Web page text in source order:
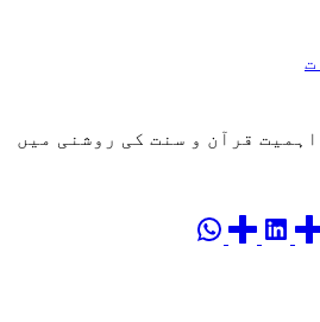
قرآن و سنت کی روشنی میں